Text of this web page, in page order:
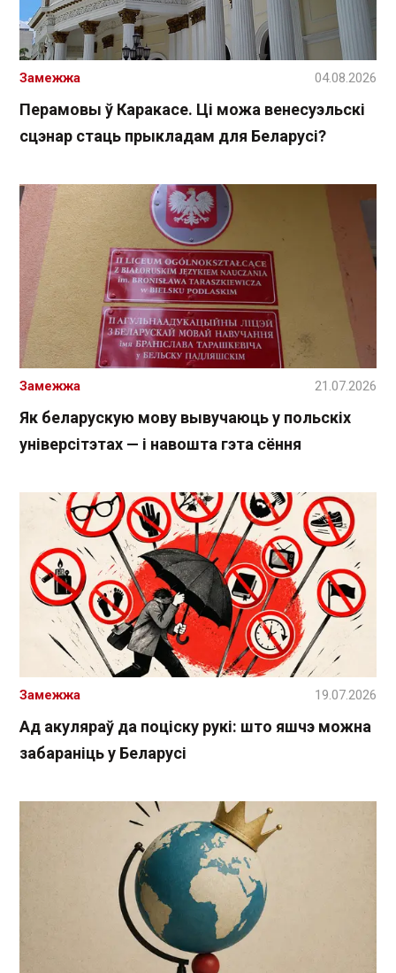
Перамовы ў Каракасе. Ці можа венесуэльскі
сцэнар стаць прыкладам для Беларусі?
Замежжа 04.08.2026
Як беларускую мову вывучаюць у польскіх
універсітэтах — і навошта гэта сёння
Замежжа 21.07.2026
Ад акуляраў да поціску рукі: што яшчэ можна
забараніць у Беларусі
Замежжа 19.07.2026